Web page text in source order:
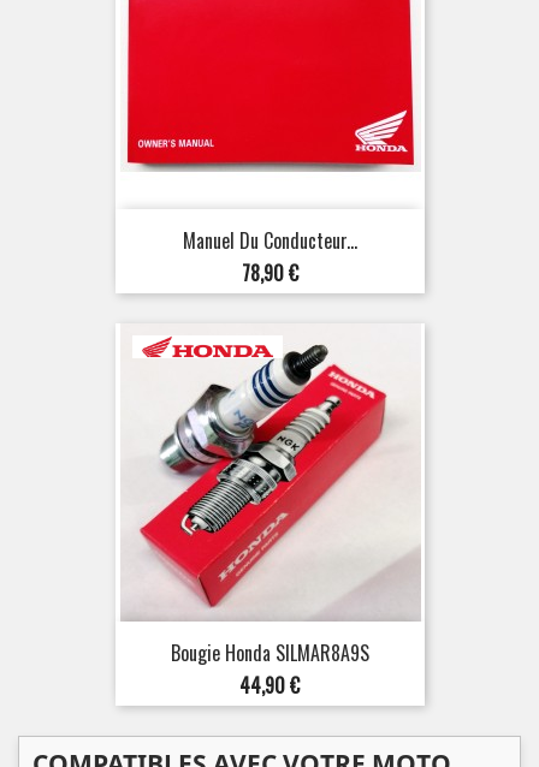
Manuel Du Conducteur...
Prix
78,90 €
Bougie Honda SILMAR8A9S
Prix
44,90 €